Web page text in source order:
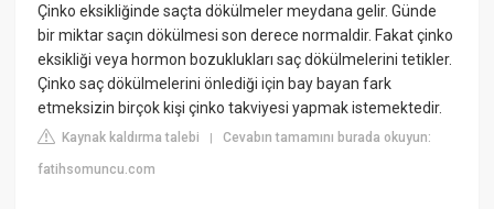
Çinko eksikliğinde saçta dökülmeler meydana gelir. Günde
bir miktar saçın dökülmesi son derece normaldir. Fakat çinko
eksikliği veya hormon bozuklukları saç dökülmelerini tetikler.
Çinko saç dökülmelerini önlediği için bay bayan fark
etmeksizin birçok kişi çinko takviyesi yapmak istemektedir.
Kaynak kaldırma talebi |Cevabın tamamını burada okuyun:
fatihsomuncu.com